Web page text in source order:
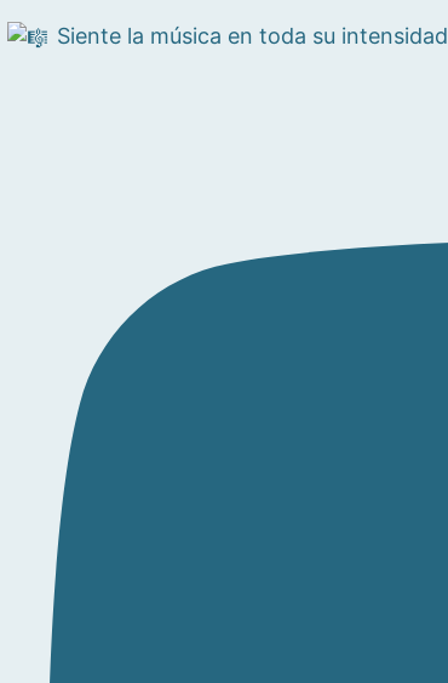
Siente la música en toda su intensidad